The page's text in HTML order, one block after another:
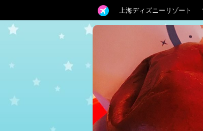
上海ディズニーリゾート